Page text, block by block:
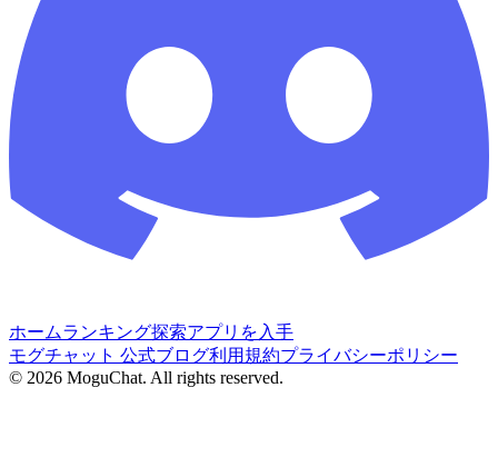
ホームランキング探索アプリを入手
モグチャット 公式ブログ利用規約プライバシーポリシー
© 2026 MoguChat. All rights reserved.